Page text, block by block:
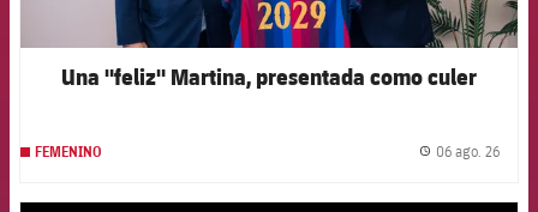
Una "feliz" Martina, presentada como culer
FEMENINO 06 ago. 26